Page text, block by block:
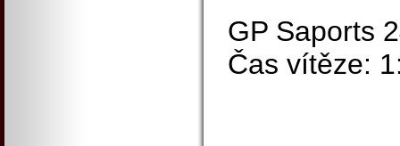
GP Saports
Čas vítěze: